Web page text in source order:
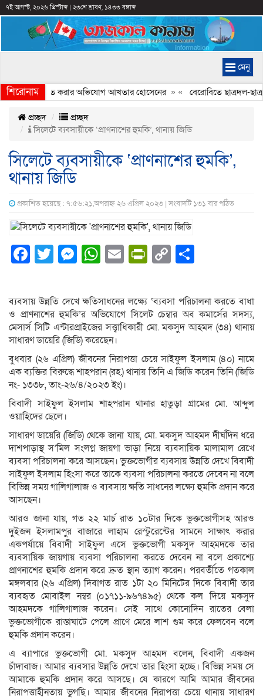
৭ই আগস্ট, ২০২৬ খ্রিস্টাব্দ| ২৩শে শ্রাবণ, ১৪৩৩ বঙ্গাব্দ
মেনু
শিরোনাম
ইতিহাস বিকৃত করার অভিযোগ আখতার হোসেনের» « বেরোবিতে ছাত্রদল-
প্রচ্ছদ
প্রচ্ছদ
সিলেটে ব্যবসায়ীকে ‘প্রাণনাশের হুমকি’, থানায় জিডি
সিলেটে ব্যবসায়ীকে ‘প্রাণনাশের হুমকি’,
থানায় জিডি
প্রকাশিত হয়েছে : ৭:৫৬:২১,অপরাহ্ন ২৬ এপ্রিল ২০২৩ | সংবাদটি ১৩১ বার পঠিত
Facebook
Twitter
Messenger
WhatsApp
EmailPrintFriendly
Copy
ব্যবসায় উন্নতি দেখে ক্ষতিসাধনের লক্ষ্যে ‘ব্যবসা পরিচালনা করতে বাধা
ও প্রাণনাশের হুমকি’র অভিযোগে সিলেট চেম্বার অব কমার্সের সদস্য,
মেসার্স সিটি এন্টারপ্রাইজের সত্ত্বাধিকারী মো. মকসুদ আহমদ (৩৪) থানায়
সাধারণ ডায়েরি (জিডি) করেছেন।
বুধবার (২৬ এপ্রিল) জীবনের নিরাপত্তা চেয়ে সাইফুল ইসলাম (৪০) নামে
এক ব্যক্তির বিরুদ্ধে শাহপরান (রহ.) থানায় তিনি এ জিডি করেন তিনি (জিডি
নং- ১৩৩৮, তাং-২৬/৪/২০২৩ ইং)।
বিবাদী সাইফুল ইসলাম শাহপরান থানার হাতুড়া গ্রামের মো. আব্দুল
ওয়াহিদের ছেলে।
সাধারণ ডায়েরি (জিডি) থেকে জানা যায়, মো. মকসুদ আহমদ দীর্ঘদিন ধরে
দাশপাড়াস্থ স’মিল সংলগ্ন জায়গা ভাড়া নিয়ে ব্যবসায়িক মালামাল রেখে
ব্যবসা পরিচালনা করে আসছেন। ভুক্তভোগীর ব্যবসায় উন্নতি দেখে বিবাদী
সাইফুল ইসলাম হিংসা করে তাকে ব্যবসা পরিচালনা করতে দেবেন না বলে
বিভিন্ন সময় গালিগালাজ ও ব্যবসায় ক্ষতি সাধনের লক্ষ্যে হুমকি প্রদান করে
আসছেন।
আরও জানা যায়, গত ২২ মার্চ রাত ১০টার দিকে ভুক্তভোগীসহ আরও
দুইজন ইসলামপুর বাজারে লাহাম রেস্টুরেন্টের সামনে সাক্ষাৎ করার
একপর্যায়ে বিবাদী সাইফুল এসে ভুক্তভোগী মকসুদ আহমদকে তার
ব্যবসায়িক জায়গায় ব্যবসা পরিচালনা করতে দেবেন না বলে প্রকাশ্যে
প্রাণনাশের হুমকি প্রদান করে দ্রুত স্থান ত্যাগ করেন। পরবর্তীতে গতকাল
মঙ্গলবার (২৬ এপ্রিল) দিবাগত রাত ১টা ২০ মিনিটের দিকে বিবাদী তার
ব্যবহৃত মোবাইল নম্বর (০১৭১১-৯৬৭৪৯৫) থেকে কল দিয়ে মকসুদ
আহমদকে গালিগালাজ করেন। সেই সাথে কোনোদিন রাতের বেলা
ভুক্তভোগীকে রাস্তাঘাটে পেলে প্রাণে মেরে লাশ গুম করে ফেলবেন বলে
হুমকি প্রদান করেন।
এ ব্যাপারে ভুক্তভোগী মো. মকসুদ আহমদ বলেন, বিবাদী একজন
চাঁদাবাজ। আমার ব্যবসার উন্নতি দেখে তার হিংসা হচ্ছে। বিভিন্ন সময় সে
আমাকে হুমকি প্রদান করে আসছে। যে কারণে আমি আমার জীবনের
নিরাপত্তাহীনতায় ভুগছি। আমার জীবনের নিরাপত্তা চেয়ে থানায় সাধারণ